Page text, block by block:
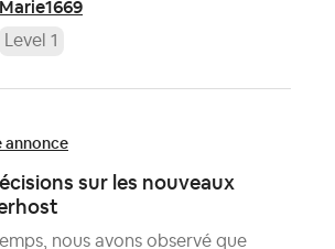
Marie1669
Level 1
annonce
sur les nouveaux
nous avons observé que